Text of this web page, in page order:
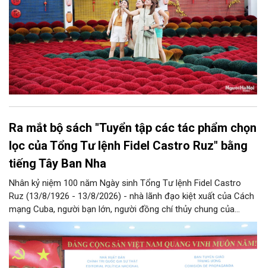
Ra mắt bộ sách "Tuyển tập các tác phẩm chọn
lọc của Tổng Tư lệnh Fidel Castro Ruz" bằng
tiếng Tây Ban Nha
Nhân kỷ niệm 100 năm Ngày sinh Tổng Tư lệnh Fidel Castro
Ruz (13/8/1926 - 13/8/2026) - nhà lãnh đạo kiệt xuất của Cách
mạng Cuba, người bạn lớn, người đồng chí thủy chung của
Đảng, Nhà nước và nhân dân Việt Nam, chiều 5/8, tại Hà Nội,
Nhà xuất bản Chính trị quốc gia Sự thật phối hợp với Ban Tuyên
giáo Trung ương tổ chức Lễ giới thiệu bộ sách “Tuyển tập các
tác phẩm chọn lọc của Tổng Tư lệnh Fidel Castro Ruz” gồm 24